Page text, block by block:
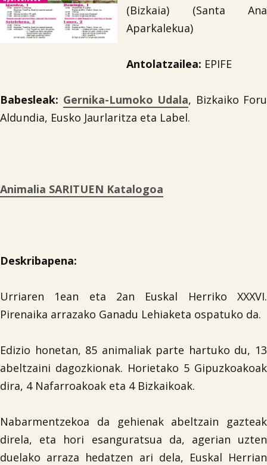
(Bizkaia) (Santa Ana
Aparkalekua)
Antolatzailea: EPIFE
Babesleak: Gernika-Lumoko Udala, Bizkaiko Foru
Aldundia, Eusko Jaurlaritza eta Label.
Animalia SARITUEN Katalogoa
Deskribapena:
Urriaren 1ean eta 2an Euskal Herriko XXXVI.
Pirenaika arrazako Ganadu Lehiaketa ospatuko da.
Edizio honetan, 85 animaliak parte hartuko du, 13
abeltzaini dagozkionak. Horietako 5 Gipuzkoakoak
dira, 4 Nafarroakoak eta 4 Bizkaikoak.
Nabarmentzekoa da gehienak abeltzain gazteak
direla, eta hori esanguratsua da, agerian uzten
duelako arraza hedatzen ari dela, Euskal Herrian